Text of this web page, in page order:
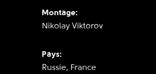
Montage:
Nikolay Viktorov
Pays:
Russie, France